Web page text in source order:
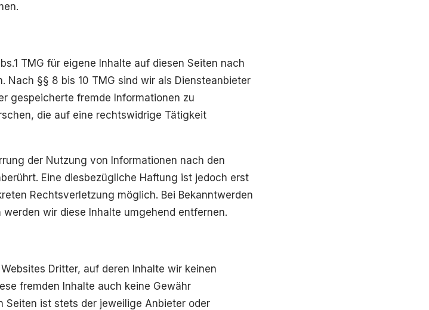
TMG für eigene Inhalte auf diesen Seiten nach
Nach §§ 8 bis 10 TMG sind wir als Diensteanbieter
gespeicherte fremde Informationen zu
die auf eine rechtswidrige Tätigkeit
der Nutzung von Informationen nach den
Eine diesbezügliche Haftung ist jedoch erst
Rechtsverletzung möglich. Bei Bekanntwerden
wir diese Inhalte umgehend entfernen.
Dritter, auf deren Inhalte wir keinen
fremden Inhalte auch keine Gewähr
Seiten ist stets der jeweilige Anbieter oder